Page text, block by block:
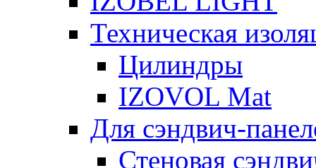
Техническая
Цилиндры
IZOVOL Mat
Для сэндвич-
Стеновая